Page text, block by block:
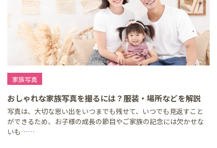
家族写真
おしゃれな家族写真を撮るには？服装・場所などを解説
写真は、大切な思い出をいつまでも残せて、いつでも見返すこと
ができるため、お子様の成長の節目やご家族の記念には欠かせな
いも……